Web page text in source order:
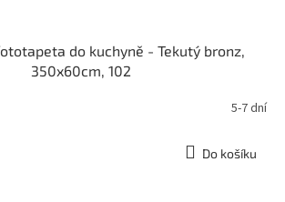
do kuchyně - Tekutý bronz,
350x60cm, 102
5-7 dní
Do košíku